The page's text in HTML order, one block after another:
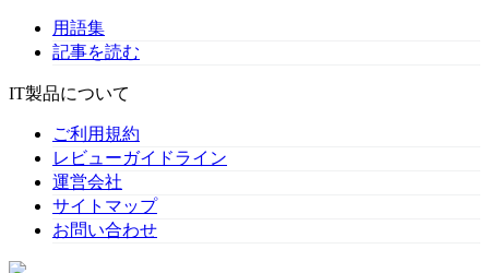
用語集
記事を読む
IT製品について
ご利用規約
レビューガイドライン
運営会社
サイトマップ
お問い合わせ